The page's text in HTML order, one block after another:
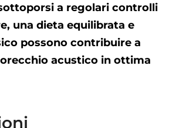
a regolari controlli
una dieta equilibrata e
possono contribuire a
acustico in ottima